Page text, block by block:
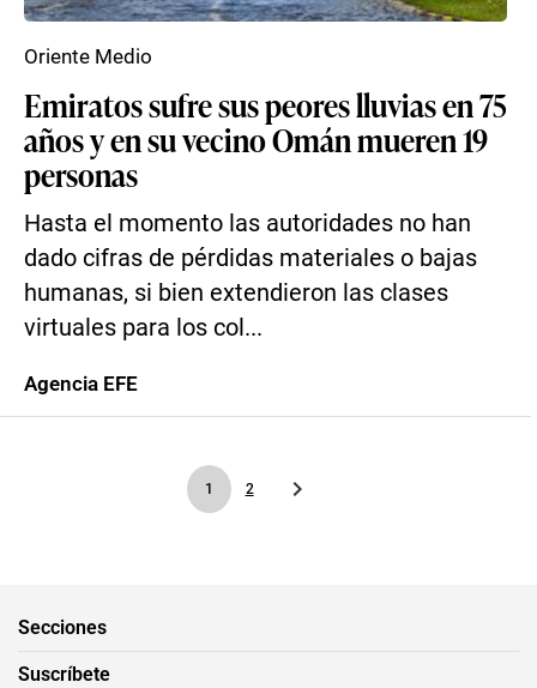
Emiratos sufre sus peores lluvias en 75
años y en su vecino Omán mueren 19
personas
Hasta el momento las autoridades no han
dado cifras de pérdidas materiales o bajas
humanas, si bien extendieron las clases
virtuales para los col...
Oriente Medio
Agencia EFE
1 2
Secciones
Suscríbete